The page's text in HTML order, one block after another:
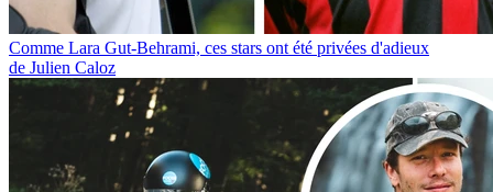
Comme Lara Gut-Behrami, ces stars ont été privées d'adieux
de Julien Caloz